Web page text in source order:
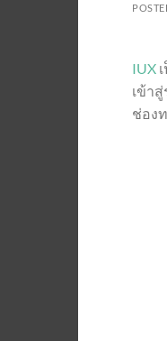
IUX
เข้า
ช่อง